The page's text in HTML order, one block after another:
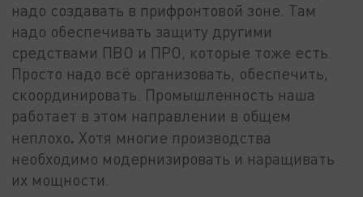
надо создавать в прифронтовой зоне. Там
надо обеспечивать защиту другими
средствами ПВО и ПРО, которые тоже есть.
Просто надо всё организовать, обеспечить,
скоординировать. Промышленность наша
работает в этом направлении в общем
неплохо. Хотя многие производства
необходимо модернизировать и наращивать
их мощности.